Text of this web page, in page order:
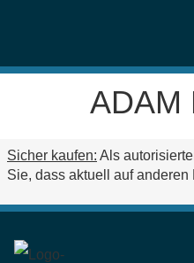
ADAM
Sicher kaufen: Als
Sie, dass aktuell auf anderen